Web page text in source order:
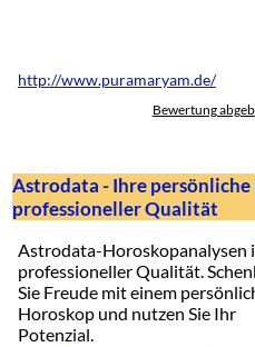
http://www.puramaryam.de/
Bewertung
Astrodata - Ihre
professioneller Qualität
Astrodata-Horoskopanalysen
professioneller Qualität.
Sie Freude mit einem
Horoskop und nutzen Sie Ihr
Potenzial.